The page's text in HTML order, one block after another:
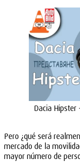
Dacia
Pero ¿qué será
mercado de la
mayor número de